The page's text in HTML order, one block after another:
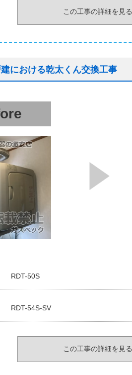
この工事の詳細を見る
における乾太くん交換工事
RDT-50S
RDT-54S-SV
この工事の詳細を見る